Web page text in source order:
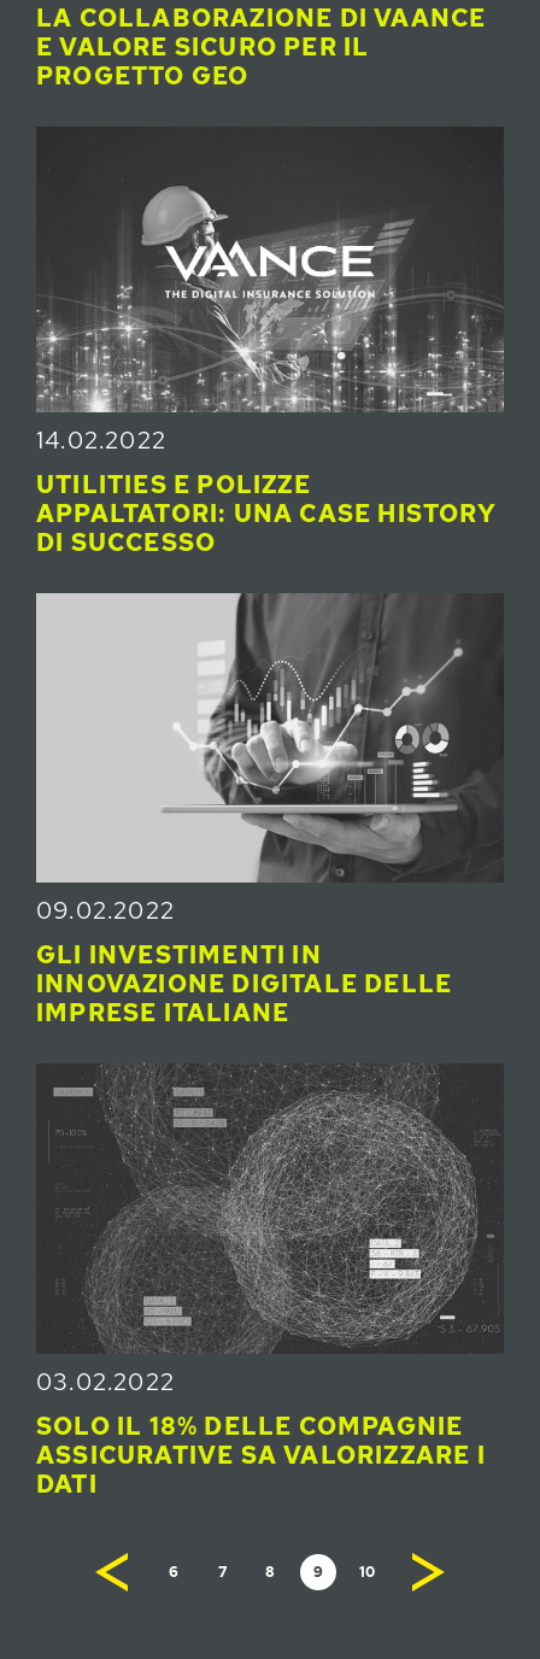
LA COLLABORAZIONE DI VAANCE
E VALORE SICURO PER IL
PROGETTO GEO
14.02.2022
UTILITIES E POLIZZE
APPALTATORI: UNA CASE HISTORY
DI SUCCESSO
09.02.2022
GLI INVESTIMENTI IN
INNOVAZIONE DIGITALE DELLE
IMPRESE ITALIANE
03.02.2022
SOLO IL 18% DELLE COMPAGNIE
ASSICURATIVE SA VALORIZZARE I
DATI
6 7 8 9 10